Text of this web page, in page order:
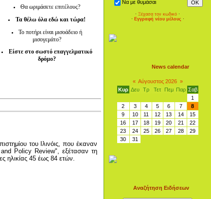
Θα ωριμάσετε επιτέλους?
Τα θέλω όλα εδώ και τώρα!
Το ποτήρι είναι μισοάδειο ή
μισογεμάτο?
Είστε στο σωστό επαγγελματικό
δρόμο?
του Ιλινόις, που έκαναν
and Policy Review", εξέτασαν τη
ηλικίας 45 έως 84 ετών.
Να με θυμάσαι
· Ξέχασα τον κωδικό ·
· Εγγραφή νέου μέλους ·
News calendar
« Αύγουστος 2026 »
Κυρ Δευ Τρ Τετ Πεμ Παρ Σαβ
1
2
3 4 5 6 7
8
9
10 11 12 13 14
15
16
17 18 19 20 21
22
23
24 25 26 27 28
29
30
31
Αναζήτηση Ειδήσεων